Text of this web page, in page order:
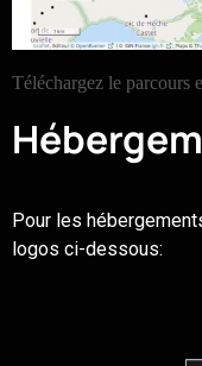
Téléchargez le parcours
Pour les
logos ci-dessous: